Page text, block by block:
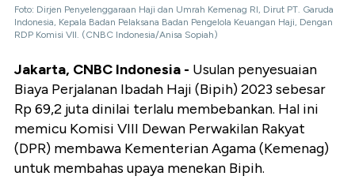
Foto: Dirjen Penyelenggaraan Haji dan Umrah Kemenag RI, Dirut PT. Garuda
Indonesia, Kepala Badan Pelaksana Badan Pengelola Keuangan Haji, Dengan
RDP Komisi VII. (CNBC Indonesia/Anisa Sopiah)
Jakarta, CNBC Indonesia - Usulan penyesuaian
Biaya Perjalanan Ibadah Haji (Bipih) 2023 sebesar
Rp 69,2 juta dinilai terlalu membebankan. Hal ini
memicu Komisi VIII Dewan Perwakilan Rakyat
(DPR) membawa Kementerian Agama (Kemenag)
untuk membahas upaya menekan Bipih.